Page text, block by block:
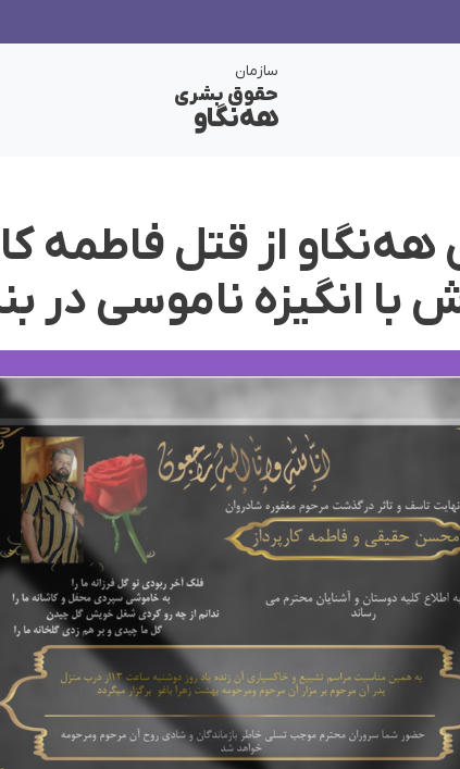
سازمان
حقوق بشری
هەنگاو
از قتل فاطمە
انگیزە ناموسی در